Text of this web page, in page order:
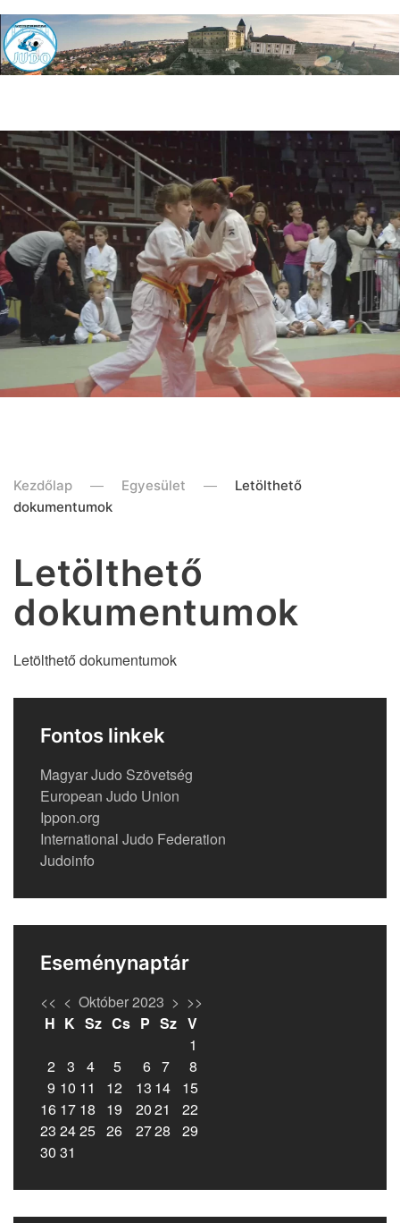
Kezdőlap Egyesület
Letölthető
dokumentumok
Letölthető
dokumentumok
Letölthető dokumentumok
Fontos linkek
Magyar Judo Szövetség
European Judo Union
Ippon.org
International Judo Federation
Judoinfo
Eseménynaptár
<< < Október 2023 > >>
H K Sz Cs P Sz V
1
2 3 4 5 6 7
8
9 10 11 12 13 14
15
16 17 18 19 2021
22
23 2425 26 2728
29
30 31